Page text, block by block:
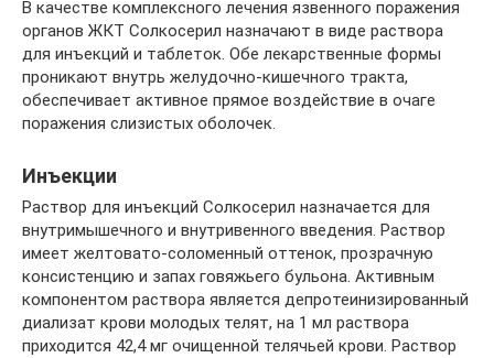
В качестве комплексного лечения язвенного поражения
органов ЖКТ Солкосерил назначают в виде раствора
для инъекций и таблеток. Обе лекарственные формы
проникают внутрь желудочно-кишечного тракта,
обеспечивает активное прямое воздействие в очаге
поражения слизистых оболочек.
Инъекции
Раствор для инъекций Солкосерил назначается для
внутримышечного и внутривенного введения. Раствор
имеет желтовато-соломенный оттенок, прозрачную
консистенцию и запах говяжьего бульона. Активным
компонентом раствора является депротеинизированный
диализат крови молодых телят, на 1 мл раствора
приходится 42,4 мг очищенной телячьей крови. Раствор